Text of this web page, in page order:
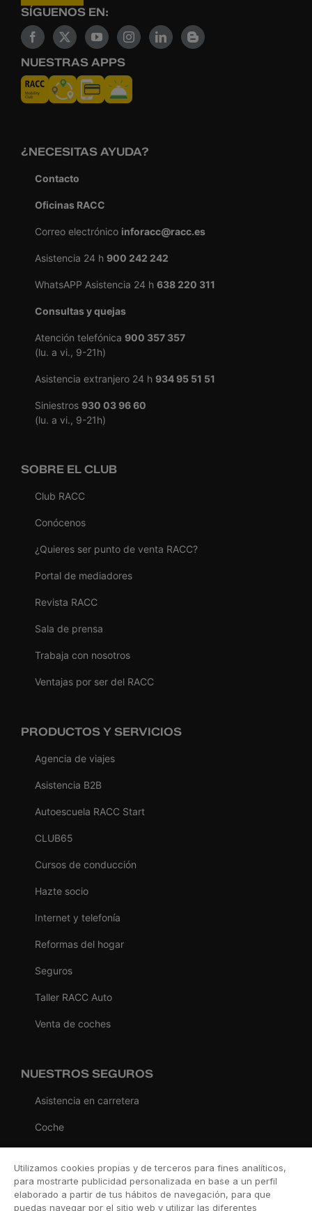
SÍGUENOS EN:
NUESTRAS APPS
¿NECESITAS AYUDA?
Contacto
Oficinas RACC
Correo electrónico inforacc@racc.es
Asistencia 24 h 900 242 242
WhatsAPP Asistencia 24 h 638 220 311
Consultas y quejas
Atención telefónica 900 357 357
(lu. a vi., 9-21h)
Asistencia extranjero 24 h 934 95 51 51
Siniestros 930 03 96 60
(lu. a vi., 9-21h)
SOBRE EL CLUB
Club RACC
Conócenos
¿Quieres ser punto de venta RACC?
Portal de mediadores
Revista RACC
Sala de prensa
Trabaja con nosotros
Ventajas por ser del RACC
PRODUCTOS Y SERVICIOS
Agencia de viajes
Asistencia B2B
Autoescuela RACC Start
CLUB65
Cursos de conducción
Hazte socio
Internet y telefonía
Reformas del hogar
Seguros
Taller RACC Auto
Venta de coches
NUESTROS SEGUROS
Asistencia en carretera
Coche
Viaje
Hogar
Utilizamos cookies propias y de terceros para fines analíticos,
para mostrarte publicidad personalizada en base a un perfil
elaborado a partir de tus hábitos de navegación, para que
puedas navegar por el sitio web y utilizar las diferentes